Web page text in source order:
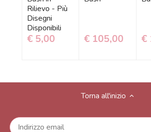
Rilievo - Più
Disegni
Disponibili
€ 5,00 € 105,00 €
Torna all'inizio